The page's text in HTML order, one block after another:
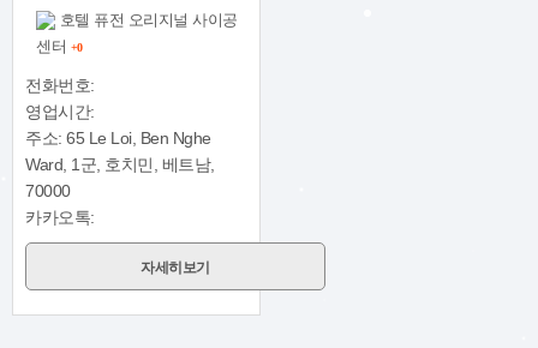
호텔 퓨전 오리지널 사이공
센터 +0
전화번호:
영업시간:
주소: 65 Le Loi, Ben Nghe
Ward, 1군, 호치민, 베트남,
70000
카카오톡:
자세히보기